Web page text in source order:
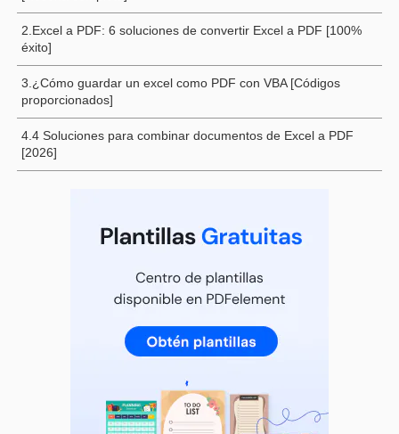
2.Excel a PDF: 6 soluciones de convertir Excel a PDF [100%
éxito]
3.¿Cómo guardar un excel como PDF con VBA [Códigos
proporcionados]
4.4 Soluciones para combinar documentos de Excel a PDF
[2026]